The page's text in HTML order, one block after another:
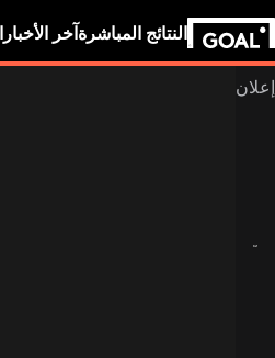
النتائج المباشرة آخر الأخبار